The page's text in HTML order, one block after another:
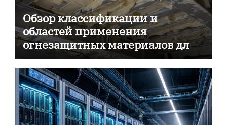
Обзор классификации и
областей применения
огнезащитных материалов для
пассивной противопожарной
защиты